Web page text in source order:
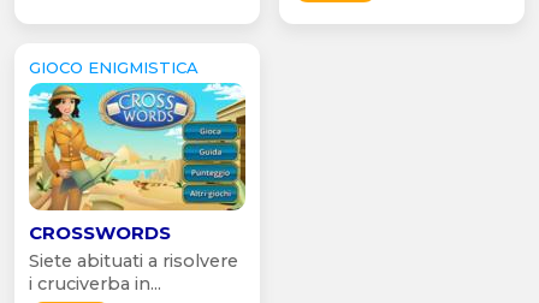
GIOCO ENIGMISTICA
CROSSWORDS
Siete abituati a risolvere
i cruciverba in...